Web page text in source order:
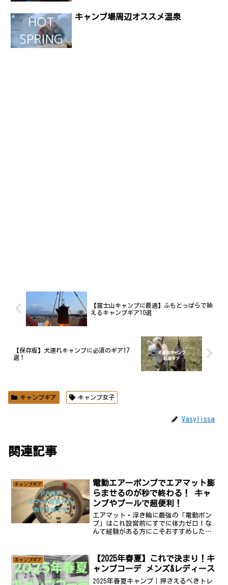
キャンプ場周辺オススメ温泉
【富士山キャンプに最適】ふもとっぱらで映
えるキャンプギア10選
【保存版】犬連れキャンプに必須のギア17
選！
キャンプギア キャンプ女子
Vasylissa
関連記事
キャンプギア
電動エアーポンプでエアマット膨
らませるのが秒で終わる！ キャ
ンプやプールで超便利！
エアマット・浮き輪に最強の「電動ポン
プ」はこれ設営前にすでに体力ゼロ！な
んて経験がある方にこそおすすめしたい
ズの小型ボディで、エアマットや浮き輪
をたった50...
キャンプギア
【2025年春夏】これで決まり！キ
ャンプコーデ メンズ&レディース
2025年春夏キャンプ｜押さえるべきトレ